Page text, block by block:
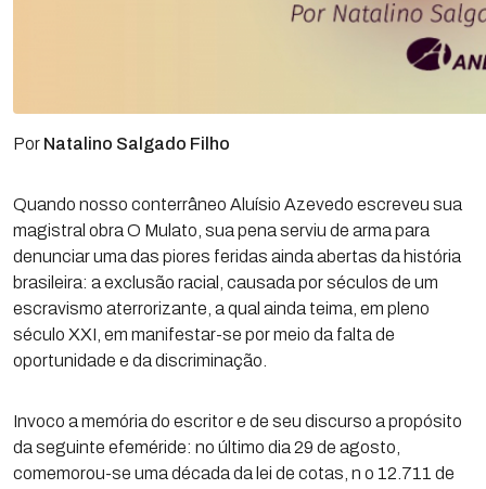
Por Natalino Salgado Filho
Quando nosso conterrâneo Aluísio Azevedo escreveu sua
magistral obra O Mulato, sua pena serviu de arma para
denunciar uma das piores feridas ainda abertas da história
brasileira: a exclusão racial, causada por séculos de um
escravismo aterrorizante, a qual ainda teima, em pleno
século XXI, em manifestar-se por meio da falta de
oportunidade e da discriminação.
Invoco a memória do escritor e de seu discurso a propósito
da seguinte efeméride: no último dia 29 de agosto,
comemorou-se uma década da lei de cotas, n o 12.711 de